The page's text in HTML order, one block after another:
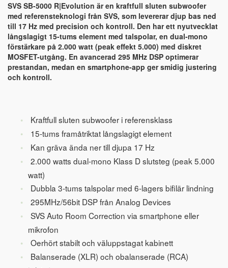
SVS SB-5000 R|Evolution är en kraftfull sluten subwoofer
med referensteknologi från SVS, som levererar djup bas ned
till 17 Hz med precision och kontroll. Den har ett nyutvecklat
långslagigt 15-tums element med talspolar, en dual-mono
förstärkare på 2.000 watt (peak effekt 5.000) med diskret
MOSFET-utgång. En avancerad 295 MHz DSP optimerar
prestandan, medan en smartphone-app ger smidig justering
och kontroll.
Kraftfull sluten subwoofer i referensklass
15-tums framåtriktat långslagigt element
Kan gräva ända ner till djupa 17 Hz
2.000 watts dual-mono Klass D slutsteg (peak 5.000
watt)
Dubbla 3-tums talspolar med 6-lagers bifilär lindning
295MHz/56bit DSP från Analog Devices
SVS Auto Room Correction via smartphone eller
mikrofon
Oerhört stabilt och väluppstagat kabinett
Balanserade (XLR) och obalanserade (RCA)